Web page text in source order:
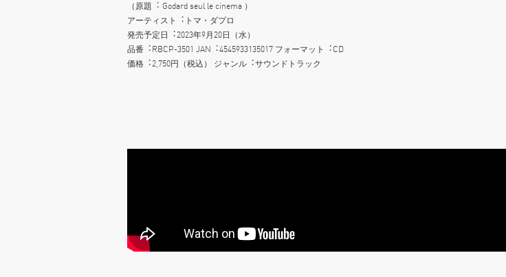
（原題︓ Godard seul le cinema ）
アーティスト︓トマ・ダプロ
発売予定⽇︓2023年9⽉20⽇（⽔）
品番︓RBCP-3501 JAN︓4545933135017 フォーマット︓CD
価格︓2,750円（税込） ジャンル︓サウンドトラック